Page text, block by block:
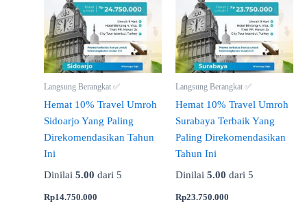
Langsung Berangkat ✅
Hemat 10% Travel Umroh
Sidoarjo Yang Paling
Direkomendasikan Tahun
Ini
Dinilai 5.00 dari 5
Rp14.750.000
Langsung Berangkat ✅
Hemat 10% Travel Umroh
Surabaya Terbaik Yang
Paling Direkomendasikan
Tahun Ini
Dinilai 5.00 dari 5
Rp23.750.000